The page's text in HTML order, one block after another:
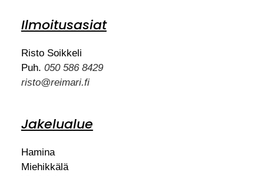
Ilmoitusasiat
Risto Soikkeli
Puh. 050 586 8429
risto@reimari.fi
Jakelualue
Hamina
Miehikkälä